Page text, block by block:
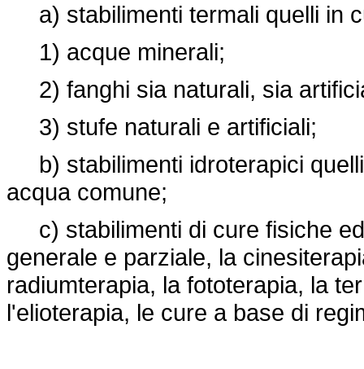
a) stabilimenti termali quelli in
1) acque minerali;
2) fanghi sia naturali, sia
3) stufe naturali e artificiali;
b) stabilimenti idroterapici
acqua comune;
c) stabilimenti di cure fisiche
generale e parziale, la
radiumterapia, la fototerapia, la
l'elioterapia, le cure a base di